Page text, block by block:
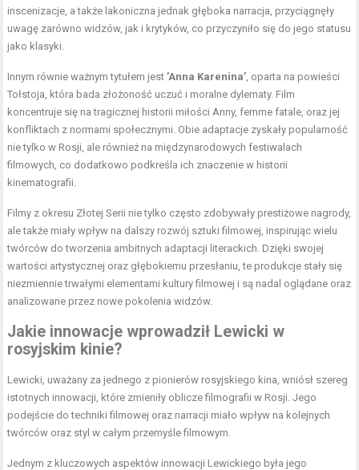
inscenizacje, a także lakoniczna jednak głęboka narracja, przyciągnęły
uwagę zarówno widzów, jak i krytyków, co przyczyniło się do jego statusu
jako klasyki.
Innym równie ważnym tytułem jest’Anna Karenina’ , oparta na powieści
Tołstoja, która bada złożoność uczuć i moralne dylematy. Film
koncentruje się na tragicznej historii miłości Anny, femme fatale, oraz jej
konfliktach z normami społecznymi. Obie adaptacje zyskały popularność
nie tylko w Rosji, ale również na międzynarodowych festiwalach
filmowych, co dodatkowo podkreśla ich znaczenie w historii
kinematografii.
Filmy z okresu Złotej Serii nie tylko często zdobywały prestiżowe nagrody,
ale także miały wpływ na dalszy rozwój sztuki filmowej, inspirując wielu
twórców do tworzenia ambitnych adaptacji literackich. Dzięki swojej
wartości artystycznej oraz głębokiemu przesłaniu, te produkcje stały się
niezmiennie trwałymi elementami kultury filmowej i są nadal oglądane oraz
analizowane przez nowe pokolenia widzów.
Jakie innowacje wprowadził Lewicki w
rosyjskim kinie?
Lewicki, uważany za jednego z pionierów rosyjskiego kina, wniósł szereg
istotnych innowacji, które zmieniły oblicze filmografii w Rosji. Jego
podejście do techniki filmowej oraz narracji miało wpływ na kolejnych
twórców oraz styl w całym przemyśle filmowym.
Jednym z kluczowych aspektów innowacji Lewickiego była jego